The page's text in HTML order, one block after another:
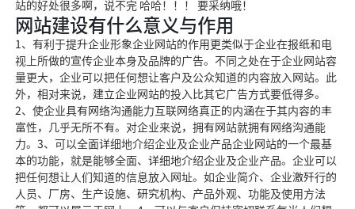
站的好处很多啊，说不完 哈哈！！！ 要采纳哦！
网站建设有什么意义与作用
1、有利于提升企业形象企业网站的作用更类似于企业在报纸和电
视上所做的宣传企业本身及品牌的广告。不同之处在于企业网站容
量更大，企业可以把任何想让客户及公众知道的内容放入网站。此
外，相对来说，建立企业网站的投入比其它广告方式要低得多。
2、使企业具有网络沟通能力互联网络真正的内涵在于其内容的丰
富性，几乎无所不有。对企业来说，拥有网站就拥有网络沟通能
力。3、可以全面详细地介绍企业及企业产品企业网站的一个最基
本的功能，就是能够全面、详细地介绍企业及企业产品。企业可以
把任何想让人们知道的信息放入网址。如企业简介、企业激歼行的
人员、厂房、生产设施、研究机构、产品外观、功能及使用方法